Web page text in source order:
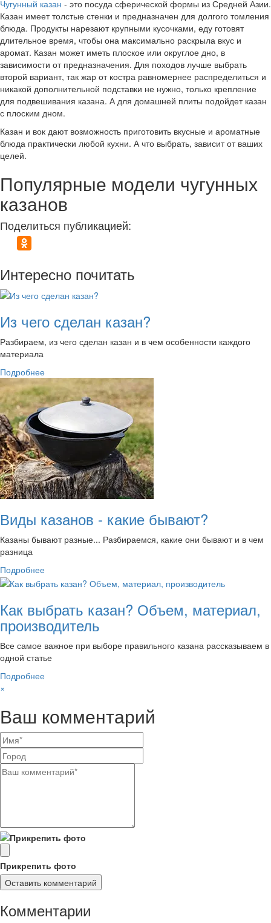
Чугунный казан - это посуда сферической формы из Средней Азии.
Казан имеет толстые стенки и предназначен для долгого томления
блюда. Продукты нарезают крупными кусочками, еду готовят
длительное время, чтобы она максимально раскрыла вкус и
аромат. Казан может иметь плоское или округлое дно, в
зависимости от предназначения. Для походов лучше выбрать
второй вариант, так жар от костра равномернее распределиться и
никакой дополнительной подставки не нужно, только крепление
для подвешивания казана. А для домашней плиты подойдет казан
с плоским дном.
Казан и вок дают возможность приготовить вкусные и ароматные
блюда практически любой кухни. А что выбрать, зависит от ваших
целей.
Популярные модели чугунных
казанов
Поделиться публикацией:
Интересно почитать
Из чего сделан казан?
Разбираем, из чего сделан казан и в чем особенности каждого
материала
Подробнее
Виды казанов - какие бывают?
Казаны бывают разные... Разбираемся, какие они бывают и в чем
разница
Подробнее
Как выбрать казан? Объем, материал,
производитель
Все самое важное при выборе правильного казана рассказываем в
одной статье
Подробнее
×
Ваш комментарий
Прикрепить фото
Комментарии